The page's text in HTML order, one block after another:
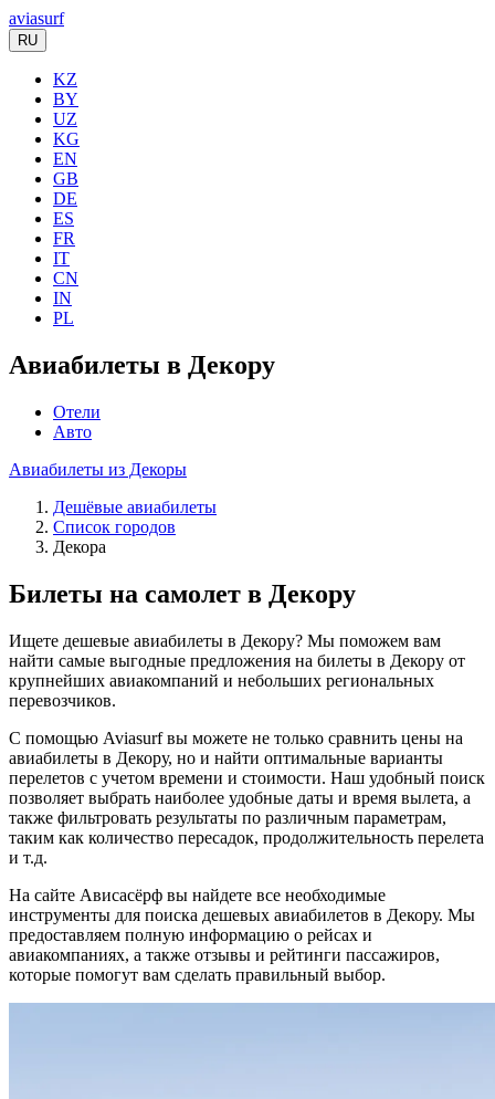
aviasurf
RU
KZ
BY
UZ
KG
EN
GB
DE
ES
FR
IT
CN
IN
PL
Авиабилеты в Декору
Отели
Авто
Авиабилеты из Декоры
Дешёвые авиабилеты
Список городов
Декора
Билеты на самолет в Декору
Ищете дешевые авиабилеты в Декору? Мы поможем вам
найти самые выгодные предложения на билеты в Декору от
крупнейших авиакомпаний и небольших региональных
перевозчиков.
С помощью Aviasurf вы можете не только сравнить цены на
авиабилеты в Декору, но и найти оптимальные варианты
перелетов с учетом времени и стоимости. Наш удобный поиск
позволяет выбрать наиболее удобные даты и время вылета, а
также фильтровать результаты по различным параметрам,
таким как количество пересадок, продолжительность перелета
и т.д.
На сайте Ависасёрф вы найдете все необходимые
инструменты для поиска дешевых авиабилетов в Декору. Мы
предоставляем полную информацию о рейсах и
авиакомпаниях, а также отзывы и рейтинги пассажиров,
которые помогут вам сделать правильный выбор.